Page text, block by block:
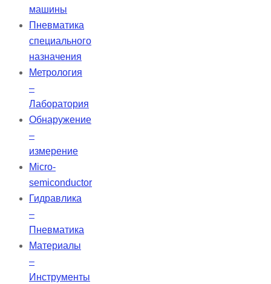
машины
Пневматика
специального
назначения
Метрология
–
Лаборатория
Обнаружение
–
измерение
Micro-
semiconductor
Гидравлика
–
Пневматика
Материалы
–
Инструменты